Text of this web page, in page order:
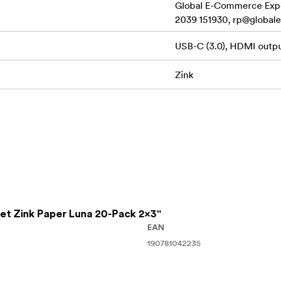
Global E-Commerce
2039 151930,
USB-C (3.0), HDMI
Zink
Zink Paper Luna 20-Pack 2x3"
EAN
190781042235